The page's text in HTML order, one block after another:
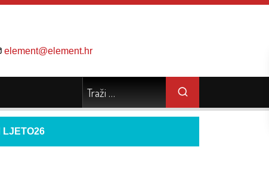
element@element.hr
LJETO26